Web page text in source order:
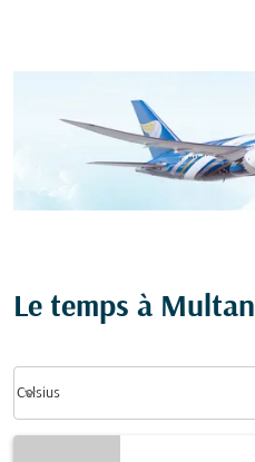
Le temps à Multan
Celsius
keyboard_arrow_down